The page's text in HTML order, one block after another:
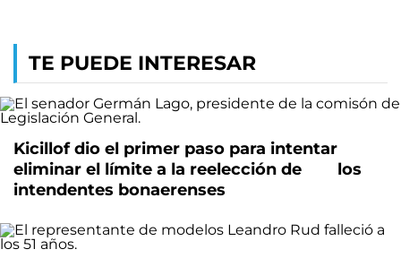
TE PUEDE INTERESAR
Kicillof dio el primer paso para intentar
eliminar el límite a la reelección de los
intendentes bonaerenses